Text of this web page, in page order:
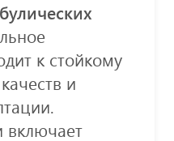
к стойкому
и